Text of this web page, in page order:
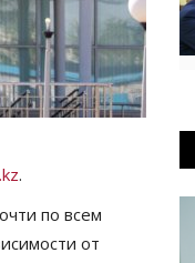
.
по всем
от